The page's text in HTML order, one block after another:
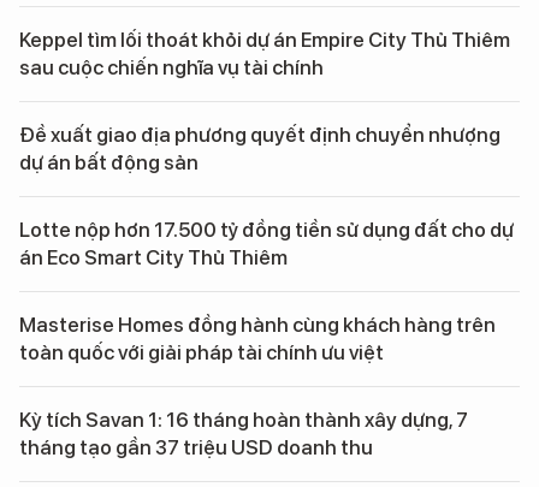
Keppel tìm lối thoát khỏi dự án Empire City Thủ Thiêm
sau cuộc chiến nghĩa vụ tài chính
Đề xuất giao địa phương quyết định chuyển nhượng
dự án bất động sản
Lotte nộp hơn 17.500 tỷ đồng tiền sử dụng đất cho dự
án Eco Smart City Thủ Thiêm
Masterise Homes đồng hành cùng khách hàng trên
toàn quốc với giải pháp tài chính ưu việt
Kỳ tích Savan 1: 16 tháng hoàn thành xây dựng, 7
tháng tạo gần 37 triệu USD doanh thu